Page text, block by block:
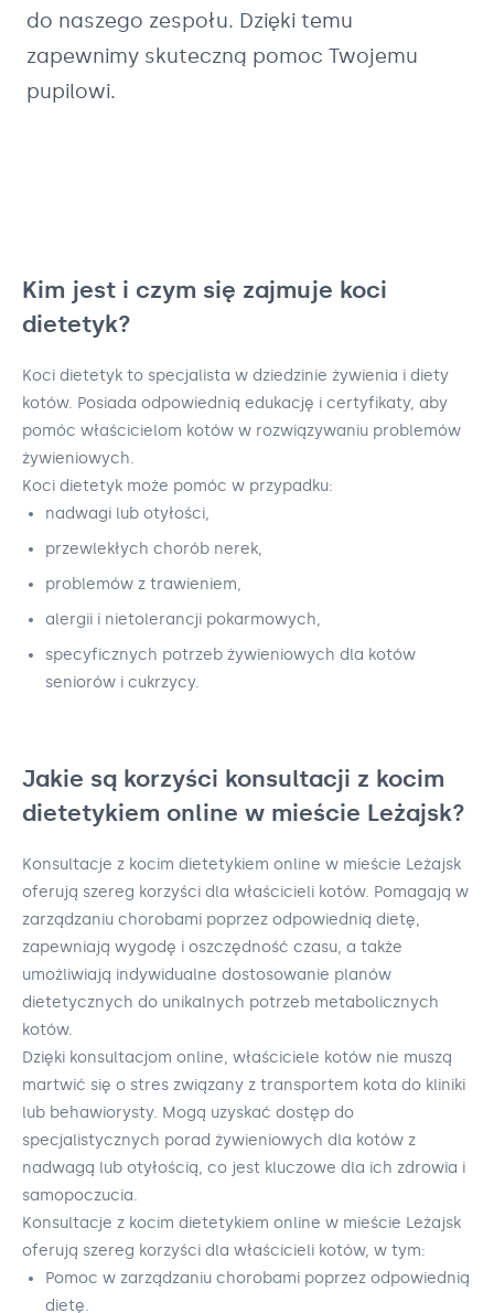
do naszego zespołu. Dzięki temu
zapewnimy skuteczną pomoc Twojemu
pupilowi.
Kim jest i czym się zajmuje koci
dietetyk?
Koci dietetyk to specjalista w dziedzinie żywienia i diety
kotów. Posiada odpowiednią edukację i certyfikaty, aby
pomóc właścicielom kotów w rozwiązywaniu problemów
żywieniowych.
Koci dietetyk może pomóc w przypadku:
nadwagi lub otyłości,
przewlekłych chorób nerek,
problemów z trawieniem,
alergii i nietolerancji pokarmowych,
specyficznych potrzeb żywieniowych dla kotów
seniorów i cukrzycy.
Jakie są korzyści konsultacji z kocim
dietetykiem online w mieście Leżajsk?
Konsultacje z kocim dietetykiem online w mieście Leżajsk
oferują szereg korzyści dla właścicieli kotów. Pomagają w
zarządzaniu chorobami poprzez odpowiednią dietę,
zapewniają wygodę i oszczędność czasu, a także
umożliwiają indywidualne dostosowanie planów
dietetycznych do unikalnych potrzeb metabolicznych
kotów.
Dzięki konsultacjom online, właściciele kotów nie muszą
martwić się o stres związany z transportem kota do kliniki
lub behawiorysty. Mogą uzyskać dostęp do
specjalistycznych porad żywieniowych dla kotów z
nadwagą lub otyłością, co jest kluczowe dla ich zdrowia i
samopoczucia.
Konsultacje z kocim dietetykiem online w mieście Leżajsk
oferują szereg korzyści dla właścicieli kotów, w tym:
Pomoc w zarządzaniu chorobami poprzez odpowiednią
dietę.